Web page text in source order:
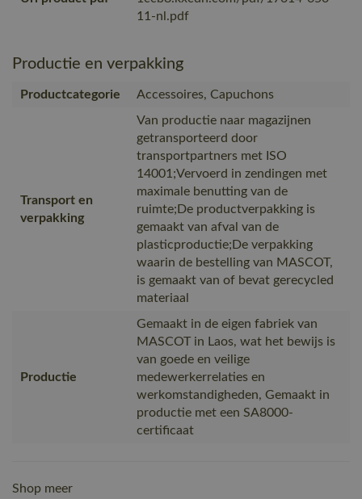
11-nl.pdf
Productie en verpakking
Productcategorie Accessoires, Capuchons
Transport en
verpakking
Van productie naar magazijnen
getransporteerd door
transportpartners met ISO
14001;Vervoerd in zendingen met
maximale benutting van de
ruimte;De productverpakking is
gemaakt van afval van de
plasticproductie;De verpakking
waarin de bestelling van MASCOT,
is gemaakt van of bevat gerecycled
materiaal
Productie
Gemaakt in de eigen fabriek van
MASCOT in Laos, wat het bewijs is
van goede en veilige
medewerkerrelaties en
werkomstandigheden, Gemaakt in
productie met een SA8000-
certificaat
Shop meer